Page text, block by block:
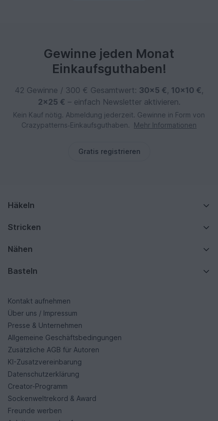
Gewinne jeden Monat
Einkaufsguthaben!
42 Gewinne / 300 € Gesamtwert: 30×5 €, 10×10 €,
2×25 € – einfach Newsletter aktivieren.
Kein Kauf nötig. Abmeldung jederzeit. Gewinne in Form von
Crazypatterns‑Einkaufsguthaben.
Mehr Informationen
Gratis registrieren
Häkeln
Stricken
Nähen
Basteln
Kontakt aufnehmen
Über uns / Impressum
Presse & Unternehmen
Allgemeine Geschäftsbedingungen
Zusätzliche AGB für Autoren
KI-Zusatzvereinbarung
Datenschutzerklärung
Creator-Programm
Sockenweltrekord & Award
Freunde werben